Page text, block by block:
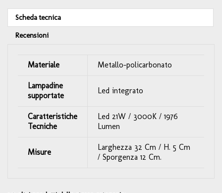
Scheda tecnica
Recensioni
Materiale Metallo-policarbonato
Lampadine
supportate
Led integrato
Caratteristiche
Tecniche
Led 21W / 3000K / 1976
Lumen
Misure
Larghezza 32 Cm / H. 5 Cm
/ Sporgenza 12 Cm.